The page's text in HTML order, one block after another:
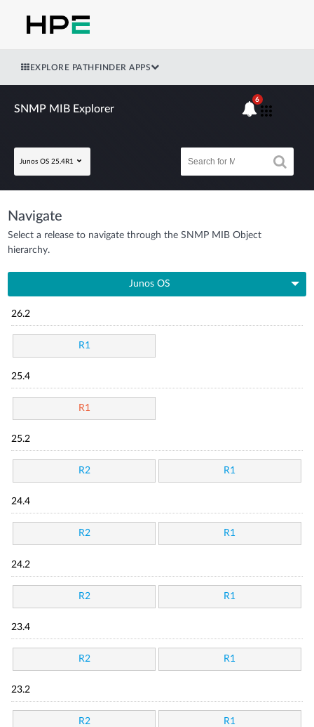
EXPLORE PATHFINDER APPS
SNMP MIB Explorer
Junos OS 25.4R1
6
Navigate
Select a release to navigate through the SNMP MIB Object
hierarchy.
Junos OS
26.2
R1
25.4
R1
25.2
R2 R1
24.4
R2 R1
24.2
R2 R1
23.4
R2 R1
23.2
R2 R1